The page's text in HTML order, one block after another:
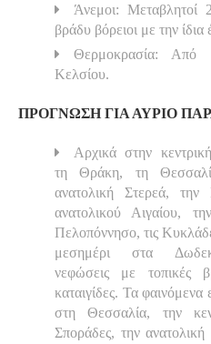
Άνεμοι:
βράδυ βόρειοι με την ίδια
Θερμοκρασία:
Κελσίου.
ΠΡΟΓΝΩΣΗ ΓΙΑ ΑΥΡΙΟ
Αρχικά στην
τη Θράκη, τη
ανατολική Στερεά,
ανατολικού Αιγαίου,
Πελοπόννησο, τις
μεσημέρι στα
νεφώσεις με τοπικές
καταιγίδες. Τα φαινόμενα
στη Θεσσαλία, την
Σποράδες, την